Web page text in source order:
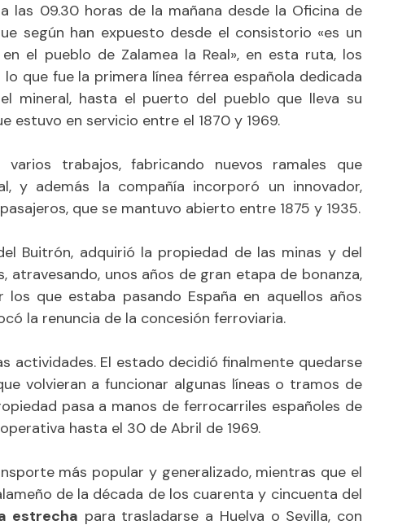
las 09.30 horas de la mañana desde la Oficina de
según han expuesto desde el consistorio «es un
el pueblo de Zalamea la Real», en esta ruta, los
que fue la primera línea férrea española dedicada
mineral, hasta el puerto del pueblo que lleva su
estuvo en servicio entre el 1870 y 1969.
trabajos, fabricando nuevos ramales que
y además la compañía incorporó un innovador,
que se mantuvo abierto entre 1875 y 1935.
Buitrón, adquirió la propiedad de las minas y del
atravesando, unos años de gran etapa de bonanza,
que estaba pasando España en aquellos años
la renuncia de la concesión ferroviaria.
actividades. El estado decidió finalmente quedarse
volvieran a funcionar algunas líneas o tramos de
pasa a manos de ferrocarriles españoles de
hasta el 30 de Abril de 1969.
más popular y generalizado, mientras que el
de la década de los cuarenta y cincuenta del
estrecha para trasladarse a Huelva o Sevilla, con